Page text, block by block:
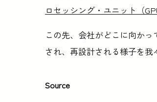
ロセッシング・ユニット（
この先、会社がどこに向か
され、再設計される様子を我
Source